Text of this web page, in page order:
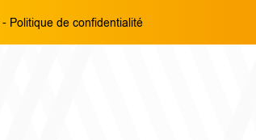
- Politique de confidentialité